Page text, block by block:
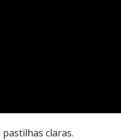
claras.